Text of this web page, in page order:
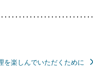
を楽しんでいただくために